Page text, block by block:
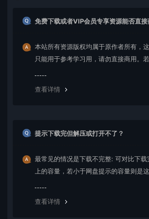
免费下载或者VIP会员专享资源能否直接
本站所有资源版权均属于原作者所有，
只能用于参考学习用，请勿直接商用。
查看详情
提示下载完但解压或打开不了？
最常见的情况是下载不完整: 可对比下载
上的容量，若小于网盘提示的容量则是
查看详情